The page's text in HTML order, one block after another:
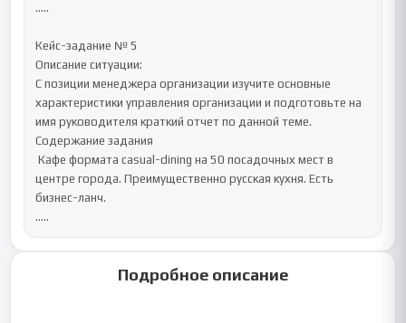
.....
Кейс-задание № 5
Описание ситуации:
С позиции менеджера организации изучите основные
характеристики управления организации и подготовьте на
имя руководителя краткий отчет по данной теме.
Содержание задания
Кафе формата casual-dining на 50 посадочных мест в
центре города. Преимущественно русская кухня. Есть
бизнес-ланч.
.....
Подробное описание